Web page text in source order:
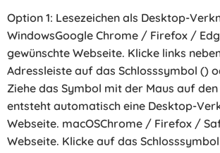
Option 1: Lesezeichen als Desktop-
WindowsGoogle Chrome / Firefox /
gewünschte Webseite. Klicke links
Adressleiste auf das Schlosssymbol ()
Ziehe das Symbol mit der Maus auf den
entsteht automatisch eine Desktop-
Webseite. macOSChrome / Firefox /
Webseite. Klicke auf das